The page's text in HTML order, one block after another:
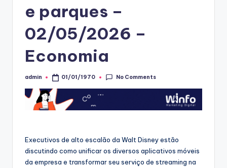
e parques –
02/05/2026 –
Economia
Posted
admin 01/01/1970 No Comments
Executivos de alto escalão da Walt Disney estão
discutindo como unificar os diversos aplicativos móveis
da empresa e transformar seu serviço de streaming na